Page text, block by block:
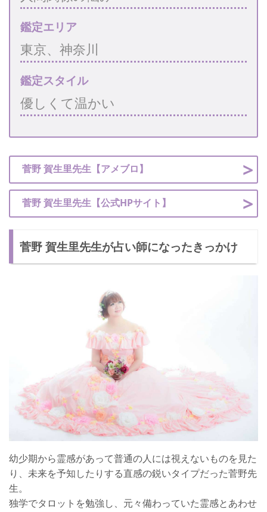
鑑定エリア
東京、神奈川
鑑定スタイル
優しくて温かい
菅野 賀生里先生【アメブロ】
菅野 賀生里先生【公式HPサイト】
菅野 賀生里先生が占い師になったきっかけ
幼少期から霊感があって普通の人には視えないものを見た
り、未来を予知したりする直感の鋭いタイプだった菅野先
生。
独学でタロットを勉強し、元々備わっていた霊感とあわせ